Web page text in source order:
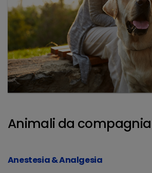
Animali da compagnia
Anestesia & Analgesia